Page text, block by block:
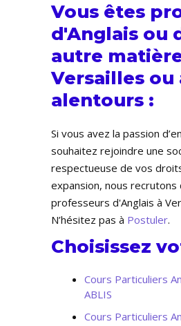
Vous êtes
d'Anglais ou
autre
Versailles ou
alentours :
Si vous avez la passion
souhaitez rejoindre une
respectueuse de vos
expansion, nous recrutons
professeurs d'Anglais à
N’hésitez pas à Postuler.
Choisissez
Cours Particuliers
ABLIS
Cours Particuliers